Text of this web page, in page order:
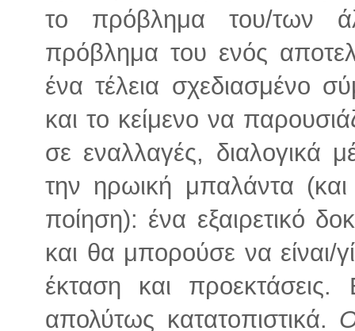
το πρόβλημα του/των
πρόβλημα του ενός
ένα τέλεια σχεδιασμένο
και το κείμενο να
σε εναλλαγές, διαλογικά
την ηρωική μπαλάντα
ποίηση): ένα εξαιρετικό
και θα μπορούσε να είναι/
έκταση και προεκτάσεις.
απολύτως κατατοπιστικά.